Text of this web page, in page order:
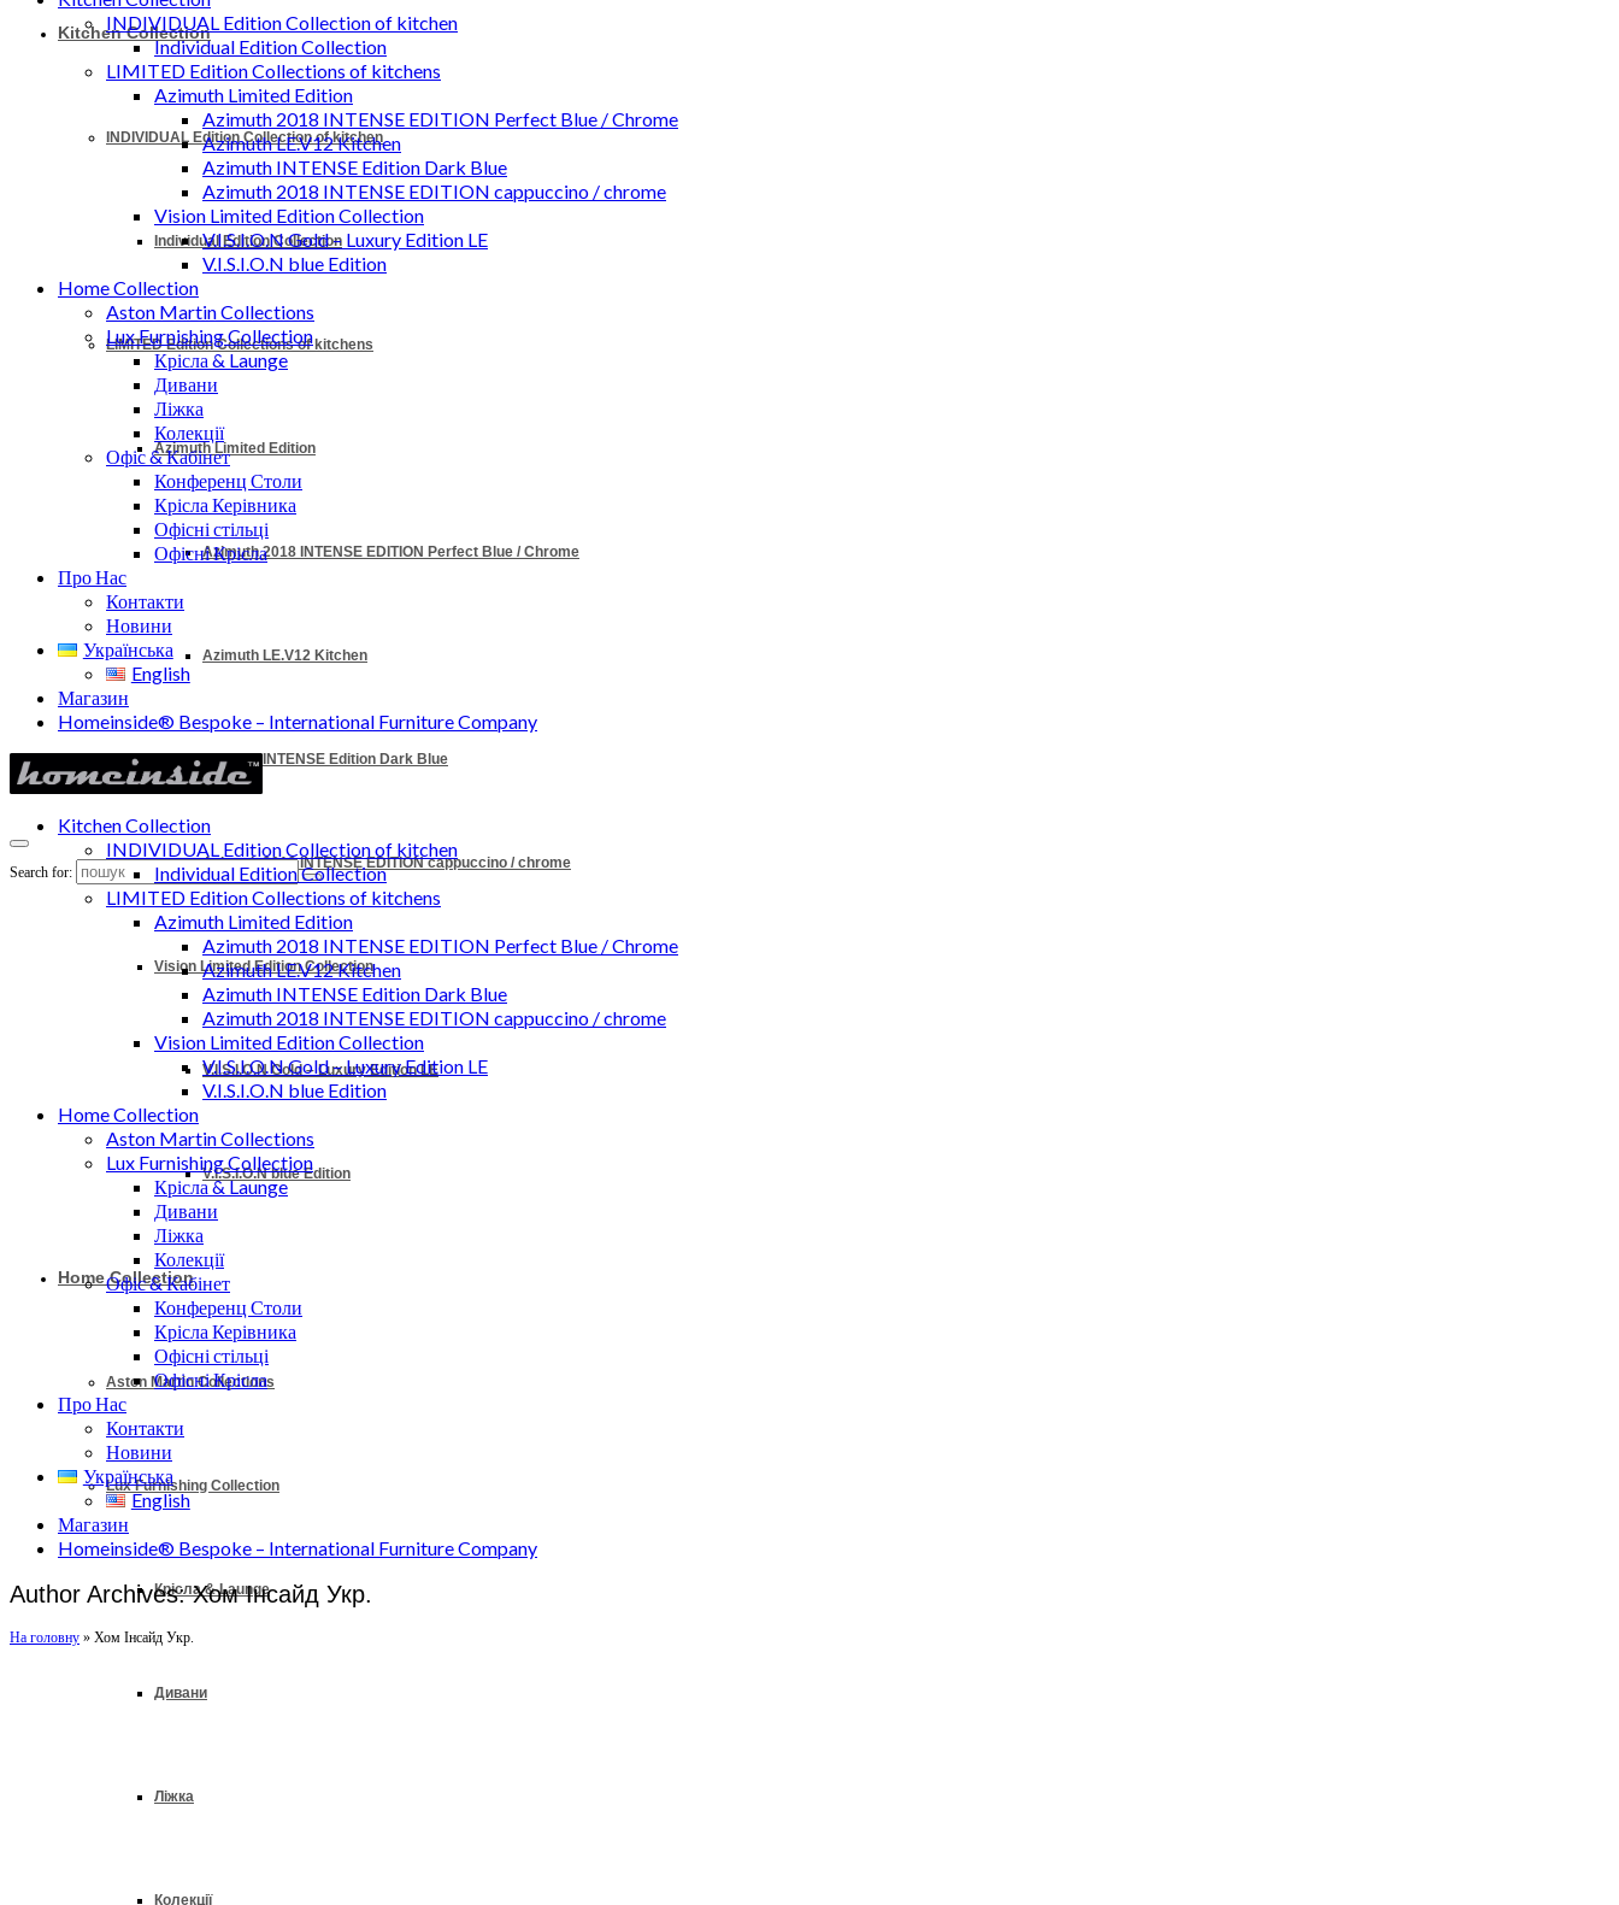
Kitchen Collection
INDIVIDUAL Edition Collection of kitchen
Individual Edition Collection
LIMITED Edition Collections of kitchens
Azimuth Limited Edition
Azimuth 2018 INTENSE EDITION Perfect Blue / Chrome
Azimuth LE.V12 Kitchen
Azimuth INTENSE Edition Dark Blue
Azimuth 2018 INTENSE EDITION cappuccino / chrome
Vision Limited Edition Collection
V.I.S.I.O.N Gold – Luxury Edition LE
V.I.S.I.O.N blue Edition
Home Collection
Aston Martin Collections
Lux Furnishing Collection
Крісла & Launge
Дивани
Ліжка
Колекції
INDIVIDUAL Edition Collection of kitchen
Individual Edition Collection
LIMITED Edition Collections of kitchens
Azimuth Limited Edition
Azimuth 2018 INTENSE EDITION Perfect Blue / Chrome
Azimuth LE.V12 Kitchen
Azimuth INTENSE Edition Dark Blue
Azimuth 2018 INTENSE EDITION cappuccino / chrome
Vision Limited Edition Collection
V.I.S.I.O.N Gold – Luxury Edition LE
V.I.S.I.O.N blue Edition
Home Collection
Aston Martin Collections
Lux Furnishing Collection
Крісла & Launge
Дивани
Ліжка
Колекції
Офіс & Кабінет
Конференц Столи
Крісла Керівника
Офісні стільці
Офісні Крісла
Про Нас
Контакти
Новини
Українська
English
Магазин
Homeinside® Bespoke – International Furniture Company
Search for:
Kitchen Collection
INDIVIDUAL Edition Collection of kitchen
Individual Edition Collection
LIMITED Edition Collections of kitchens
Azimuth Limited Edition
Azimuth 2018 INTENSE EDITION Perfect Blue / Chrome
Azimuth LE.V12 Kitchen
Azimuth INTENSE Edition Dark Blue
Azimuth 2018 INTENSE EDITION cappuccino / chrome
Vision Limited Edition Collection
V.I.S.I.O.N Gold – Luxury Edition LE
V.I.S.I.O.N blue Edition
Home Collection
Aston Martin Collections
Lux Furnishing Collection
Крісла & Launge
Дивани
Ліжка
Колекції
Офіс & Кабінет
Конференц Столи
Крісла Керівника
Офісні стільці
Офісні Крісла
Про Нас
Контакти
Новини
Українська
English
Магазин
Homeinside® Bespoke – International Furniture Company
Author Archives: Хом Інсайд Укр.
На головну » Хом Інсайд Укр.